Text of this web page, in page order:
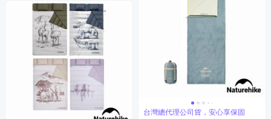
台灣總代理公司貨，安心享保固